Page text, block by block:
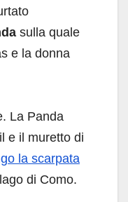
sulla quale
e la donna
La Panda
e il muretto di
la scarpata
di Como.